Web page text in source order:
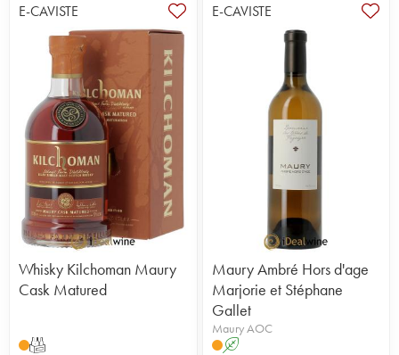
E-CAVISTE
Whisky Kilchoman Maury
Cask Matured
T
E-CAVISTE
Maury Ambré Hors d'age
Marjorie et Stéphane
Gallet
Maury AOC
A